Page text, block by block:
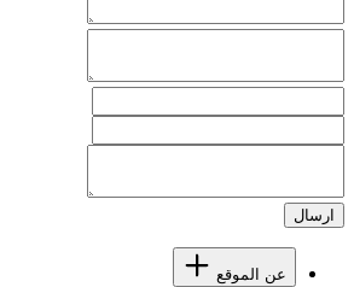
ارسال
عن الموقع